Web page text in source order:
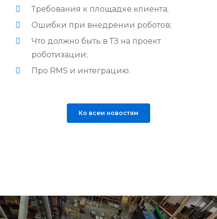
Требования к площадке клиента;
Ошибки при внедрении роботов;
Что должно быть в ТЗ на проект
роботизации;
Про RMS и интеграцию.
Ко всем новостям